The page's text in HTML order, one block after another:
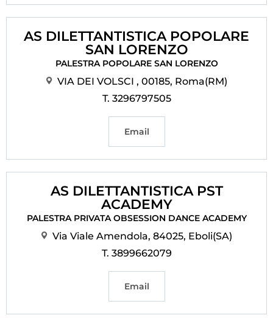
AS DILETTANTISTICA POPOLARE
SAN LORENZO
PALESTRA POPOLARE SAN LORENZO
VIA DEI VOLSCI , 00185, Roma(RM)
T. 3296797505
Email
AS DILETTANTISTICA PST
ACADEMY
PALESTRA PRIVATA OBSESSION DANCE ACADEMY
Via Viale Amendola, 84025, Eboli(SA)
T. 3899662079
Email